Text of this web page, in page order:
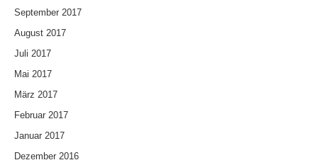
September 2017
August 2017
Juli 2017
Mai 2017
März 2017
Februar 2017
Januar 2017
Dezember 2016